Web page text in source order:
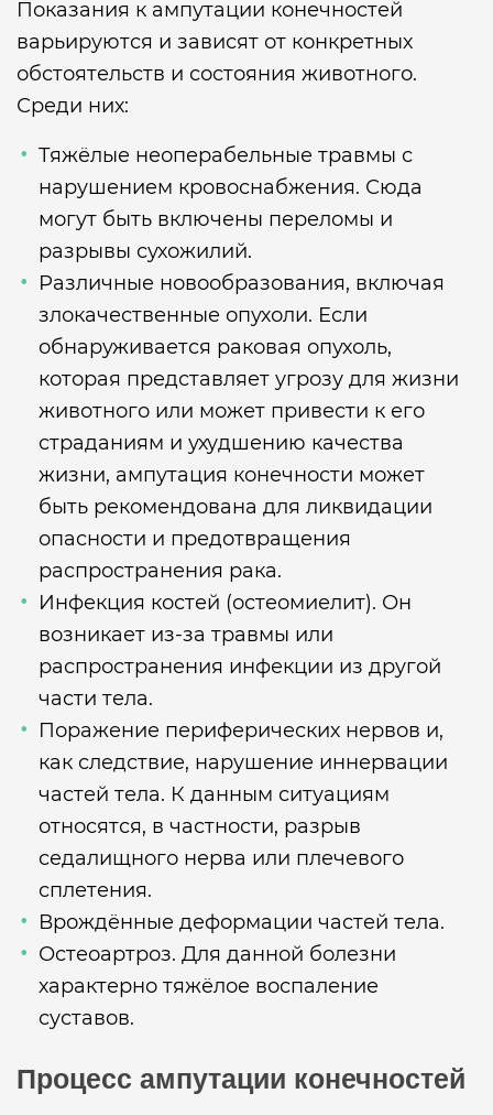
Показания к ампутации конечностей
варьируются и зависят от конкретных
обстоятельств и состояния животного.
Среди них:
Тяжёлые неоперабельные травмы с
нарушением кровоснабжения. Сюда
могут быть включены переломы и
разрывы сухожилий.
Различные новообразования, включая
злокачественные опухоли. Если
обнаруживается раковая опухоль,
которая представляет угрозу для жизни
животного или может привести к его
страданиям и ухудшению качества
жизни, ампутация конечности может
быть рекомендована для ликвидации
опасности и предотвращения
распространения рака.
Инфекция костей (остеомиелит). Он
возникает из-за травмы или
распространения инфекции из другой
части тела.
Поражение периферических нервов и,
как следствие, нарушение иннервации
частей тела. К данным ситуациям
относятся, в частности, разрыв
седалищного нерва или плечевого
сплетения.
Врождённые деформации частей тела.
Остеоартроз. Для данной болезни
характерно тяжёлое воспаление
суставов.
Процесс ампутации конечностей